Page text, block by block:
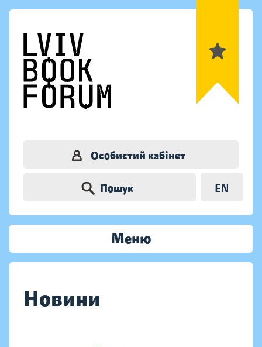
Особистий кабінет
Пошук EN
Меню
Новини